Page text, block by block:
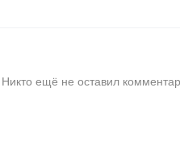
Никто ещё не оставил